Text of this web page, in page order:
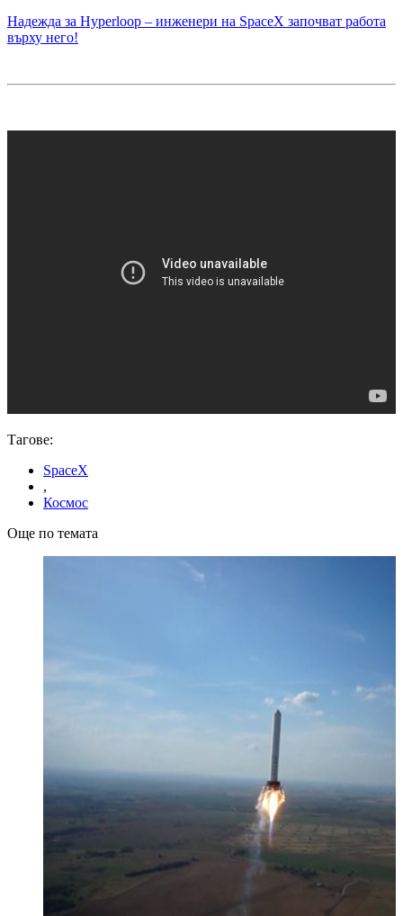
Надежда за Hyperloop – инженери на SpaceX започват работа
върху него!
Тагове:
SpaceX
,
Космос
Още по темата